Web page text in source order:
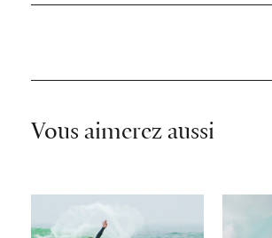
Vous aimerez aussi